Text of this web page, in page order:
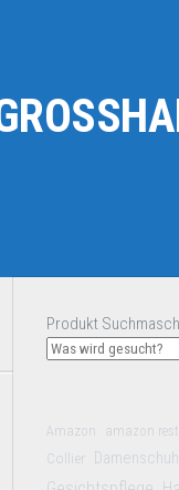
Produkt
Amazon amazon
Collier